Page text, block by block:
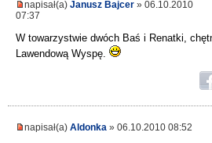
napisał(a) Janusz Bajcer » 06.10.2010
07:37
W towarzystwie dwóch Baś i Renatki,
Lawendową Wyspę.
napisał(a) Aldonka » 06.10.2010 08:52